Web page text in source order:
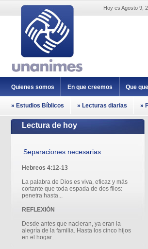
Hoy es Agosto 9,
Quienes somos En que creemos Que
» Estudios Bíblicos » Lecturas diarias »
Lectura de hoy
Separaciones necesarias
Hebreos 4:12-13
La palabra de Dios es viva, eficaz y más
cortante que toda espada de dos filos:
penetra hasta...
REFLEXIÓN
Desde antes que nacieran, ya eran la
alegría de la familia. Hasta los cinco hijos
en el hogar...